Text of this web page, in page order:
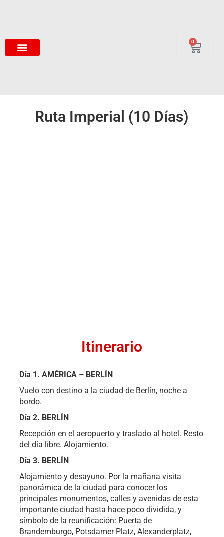
0
Ruta Imperial (10 Días)
Itinerario
Día 1. AMÉRICA – BERLÍN
Vuelo con destino a la ciudad de Berlín, noche a
bordo.
Día 2. BERLÍN
Recepción en el aeropuerto y traslado al hotel. Resto
del día libre. Alojamiento.
Día 3. BERLÍN
Alojamiento y desayuno. Por la mañana visita
panorámica de la ciudad para conocer los
principales monumentos, calles y avenidas de esta
importante ciudad hasta hace poco dividida, y
símbolo de la reunificación: Puerta de
Brandemburgo, Potsdamer Platz, Alexanderplatz,